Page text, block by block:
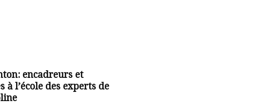
encadreurs et
à l’école des experts de